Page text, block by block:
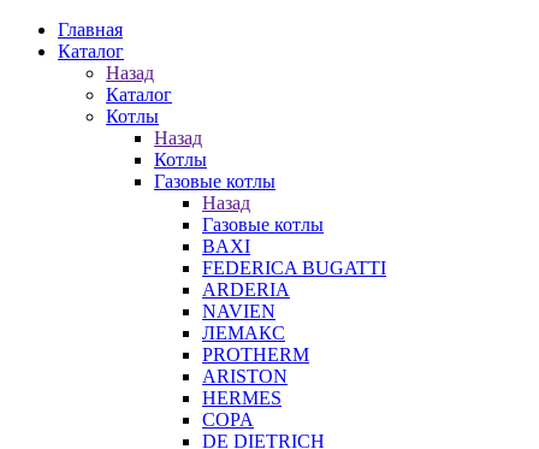
Главная
Каталог
Назад
Каталог
Котлы
Назад
Котлы
Газовые котлы
Назад
Газовые котлы
BAXI
FEDERICA BUGATTI
ARDERIA
NAVIEN
ЛЕМАКС
PROTHERM
ARISTON
HERMES
COPA
DE DIETRICH